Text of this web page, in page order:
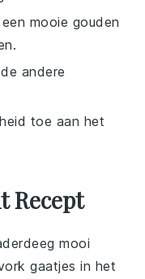
mooie gouden
andere
toe aan het
Recept
mooi
gaatjes in het